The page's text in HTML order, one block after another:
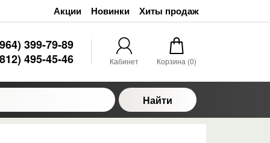
Акции Новинки Хиты продаж
399-79-89
495-45-46
Кабинет Корзина (0)
Найти